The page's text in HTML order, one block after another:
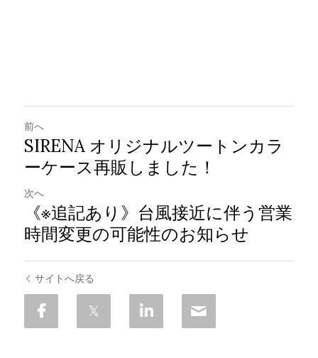
前へ
SIRENA オリジナルツートンカラ
ーケース再販しました！
次へ
《※追記あり》台風接近に伴う営業
時間変更の可能性のお知らせ
サイトへ戻る